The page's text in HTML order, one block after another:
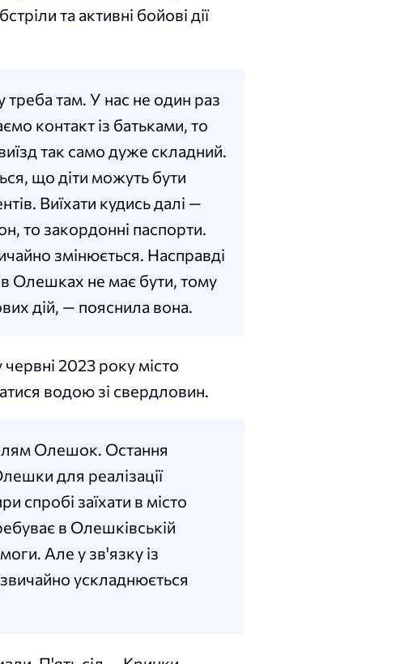
та активні бойові дії
треба там. У нас не один раз
контакт із батьками, то
так само дуже складний.
що діти можуть бути
Виїхати кудись далі —
то закордонні паспорти.
змінюється. Насправді
в Олешках не має бути, тому
дій, — пояснила вона.
2023 року місто
водою зі свердловин.
Олешок. Остання
для реалізації
спробі заїхати в місто
в Олешківській
Але у зв'язку із
ускладнюється